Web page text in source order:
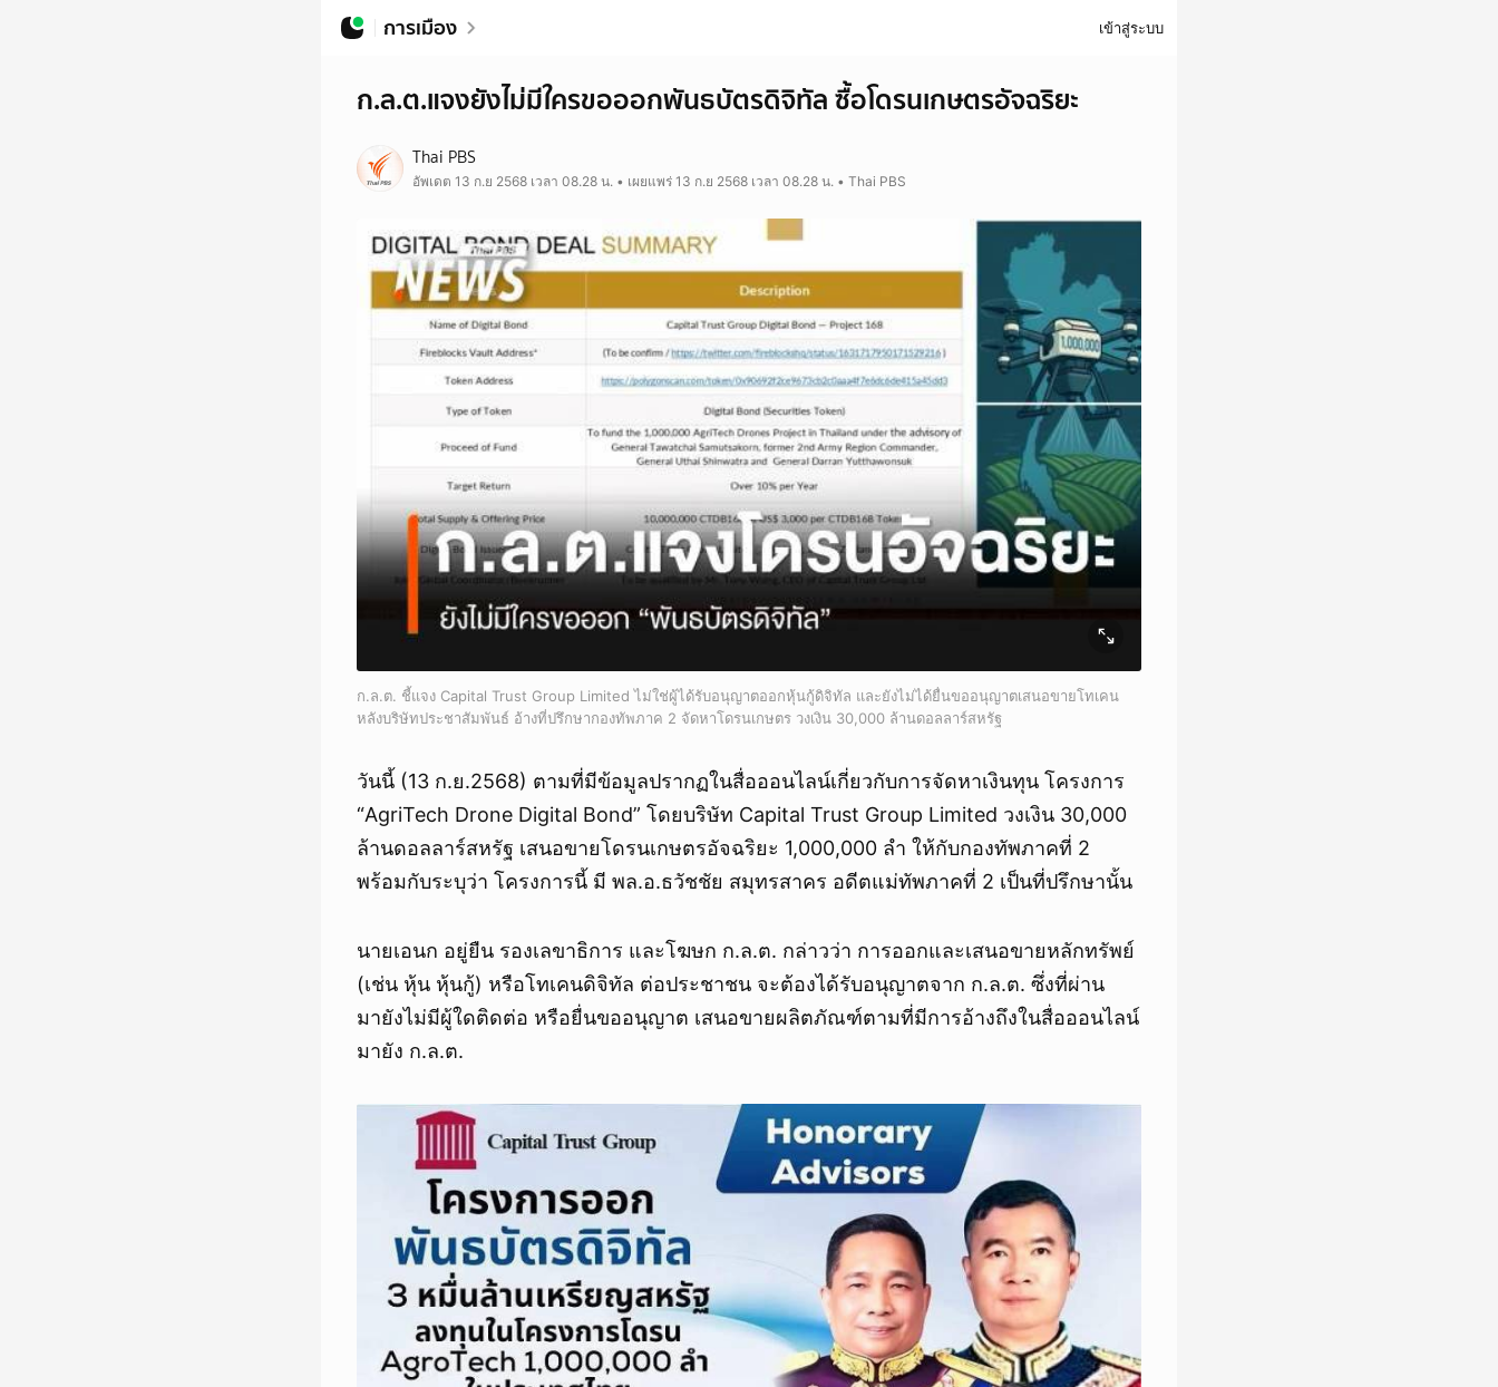
การเมือง เข้าสู่ระบบ
ก.ล.ต.แจงยังไม่มีใครขอออกพันธบัตรดิจิทัล ซื้อโดรนเกษตรอัจฉริยะ
Thai PBS
อัพเดต 13 ก.ย 2568 เวลา 08.28 น. • เผยแพร่ 13 ก.ย 2568 เวลา 08.28 น. • Thai PBS
ก.ล.ต. ชี้แจง Capital Trust Group Limited ไม่ใช่ผู้ได้รับอนุญาตออกหุ้นกู้ดิจิทัล และยังไม่ได้ยื่นขออนุญาตเสนอขายโทเคน
หลังบริษัทประชาสัมพันธ์ อ้างที่ปรึกษากองทัพภาค 2 จัดหาโดรนเกษตร วงเงิน 30,000 ล้านดอลลาร์สหรัฐ
วันนี้ (13 ก.ย.2568) ตามที่มีข้อมูลปรากฏในสื่อออนไลน์เกี่ยวกับการจัดหาเงินทุน โครงการ
“AgriTech Drone Digital Bond” โดยบริษัท Capital Trust Group Limited วงเงิน 30,000
ล้านดอลลาร์สหรัฐ เสนอขายโดรนเกษตรอัจฉริยะ 1,000,000 ลำ ให้กับกองทัพภาคที่ 2
พร้อมกับระบุว่า โครงการนี้ มี พล.อ.ธวัชชัย สมุทรสาคร อดีตแม่ทัพภาคที่ 2 เป็นที่ปรึกษานั้น
นายเอนก อยู่ยืน รองเลขาธิการ และโฆษก ก.ล.ต. กล่าวว่า การออกและเสนอขายหลักทรัพย์
(เช่น หุ้น หุ้นกู้) หรือโทเคนดิจิทัล ต่อประชาชน จะต้องได้รับอนุญาตจาก ก.ล.ต. ซึ่งที่ผ่าน
มายังไม่มีผู้ใดติดต่อ หรือยื่นขออนุญาต เสนอขายผลิตภัณฑ์ตามที่มีการอ้างถึงในสื่อออนไลน์
มายัง ก.ล.ต.